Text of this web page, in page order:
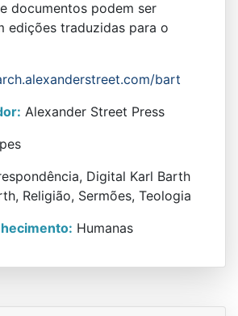
documentos podem ser
edições traduzidas para o
bart
Alexander Street Press
Digital Karl Barth
Religião, Sermões, Teologia
Humanas